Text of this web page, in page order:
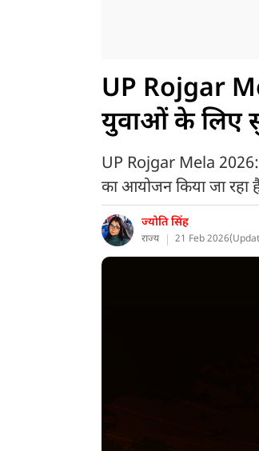
UP Rojgar
युवाओं के लिए
UP Rojgar Mela
का आयोजन किया जा रहा
ज्योति सिंह
राज्य 21 Feb 2026(